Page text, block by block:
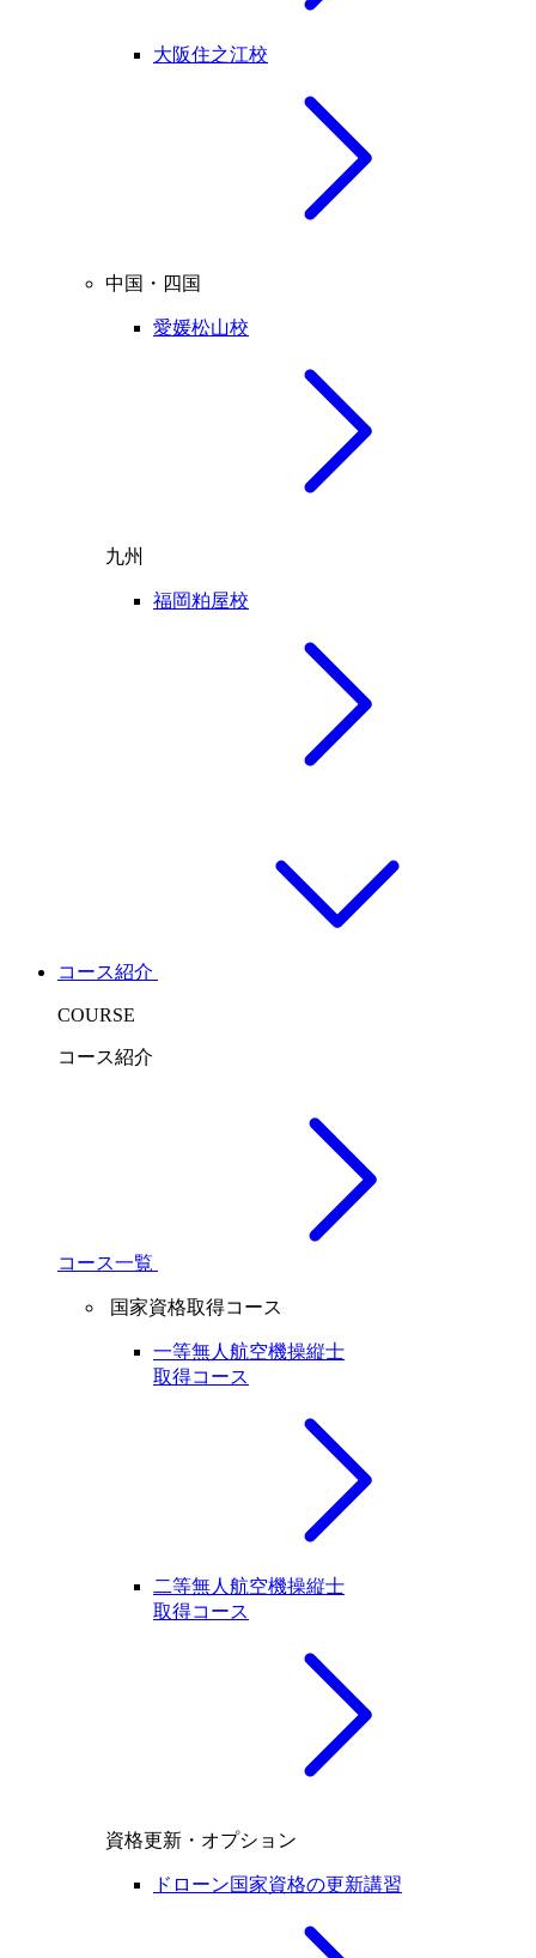
大阪住之江校
中国・四国
愛媛松山校
九州
福岡粕屋校
コース紹介
COURSE
コース紹介
コース一覧
国家資格取得コース
一等無人航空機操縦士
取得コース
二等無人航空機操縦士
取得コース
資格更新・オプション
ドローン国家資格の更新講習